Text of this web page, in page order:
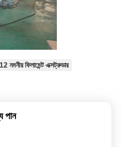
নমনীয় ফিলামেন্ট এক্সট্রুডার
পান